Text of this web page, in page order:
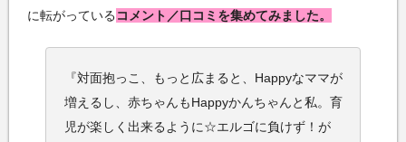
に転がっている コメント／口コミを集めてみました。
『対面抱っこ、もっと広まると、Happyなママが
増えるし、赤ちゃんもHappyかんちゃんと私。育
児が楽しく出来るように☆エルゴに負けず！が